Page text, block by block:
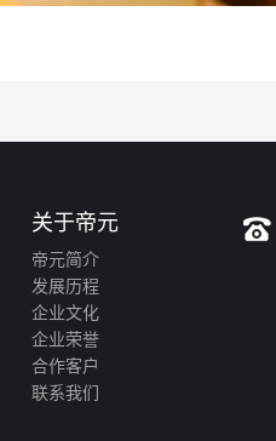
关于帝元
帝元简介
发展历程
企业文化
企业荣誉
合作客户
联系我们